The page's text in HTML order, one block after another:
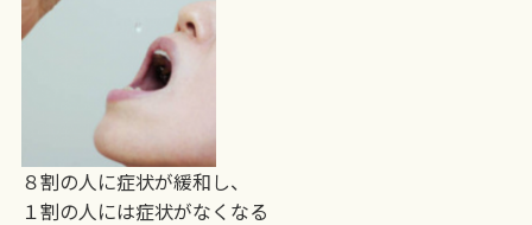
８割の人に症状が緩和し、
１割の人には症状がなくなる